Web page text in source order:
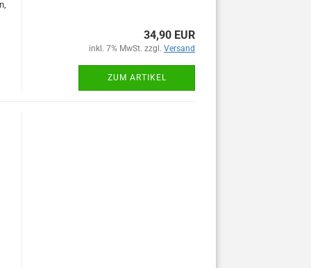
34,90 EUR
inkl. 7% MwSt. zzgl. Versand
ZUM ARTIKEL